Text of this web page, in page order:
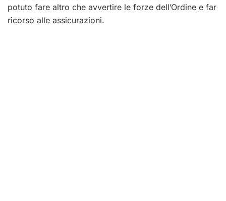
potuto fare altro che avvertire le forze dell’Ordine e far
ricorso alle assicurazioni.